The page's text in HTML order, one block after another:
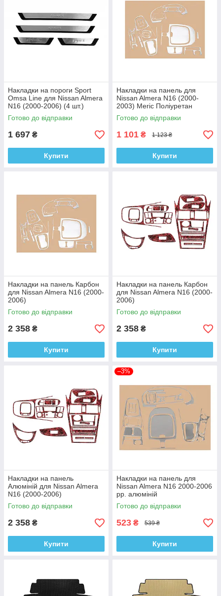
Накладки на пороги Sport
Omsa Line для Nissan Almera
N16 (2000-2006) (4 шт.)
Готово до відправки
1 697 ₴
Купити
Накладки на панель для
Nissan Almera N16 (2000-
2003) Meric Поліуретан
Готово до відправки
1 101 ₴ 1 123 ₴
Купити
Накладки на панель Карбон
для Nissan Almera N16 (2000-
2006)
Готово до відправки
2 358 ₴
Купити
Накладки на панель Карбон
для Nissan Almera N16 (2000-
2006)
Готово до відправки
2 358 ₴
Купити
Накладки на панель
Алюміній для Nissan Almera
N16 (2000-2006)
Готово до відправки
2 358 ₴
Купити
–3%
Накладки на панель для
Nissan Almera N16 2000-2006
рр. алюміній
Готово до відправки
523 ₴ 539 ₴
Купити